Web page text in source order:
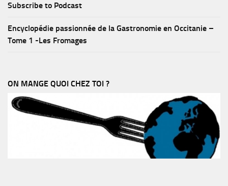
Subscribe to Podcast
Encyclopédie passionnée de la Gastronomie en Occitanie –
Tome 1 -Les Fromages
ON MANGE QUOI CHEZ TOI ?